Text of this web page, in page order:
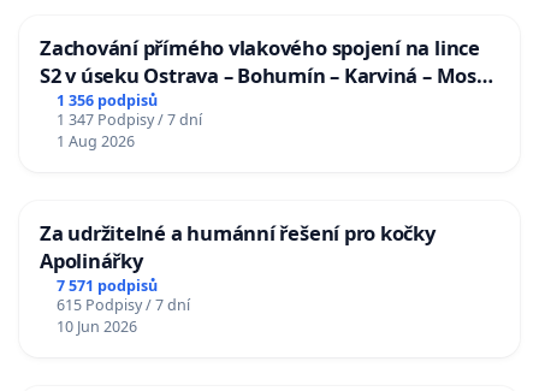
Zachování přímého vlakového spojení na lince
S2 v úseku Ostrava – Bohumín – Karviná – Mosty
u Jablunkova
1 356 podpisů
1 347 Podpisy / 7 dní
1 Aug 2026
Za udržitelné a humánní řešení pro kočky
Apolinářky
7 571 podpisů
615 Podpisy / 7 dní
10 Jun 2026